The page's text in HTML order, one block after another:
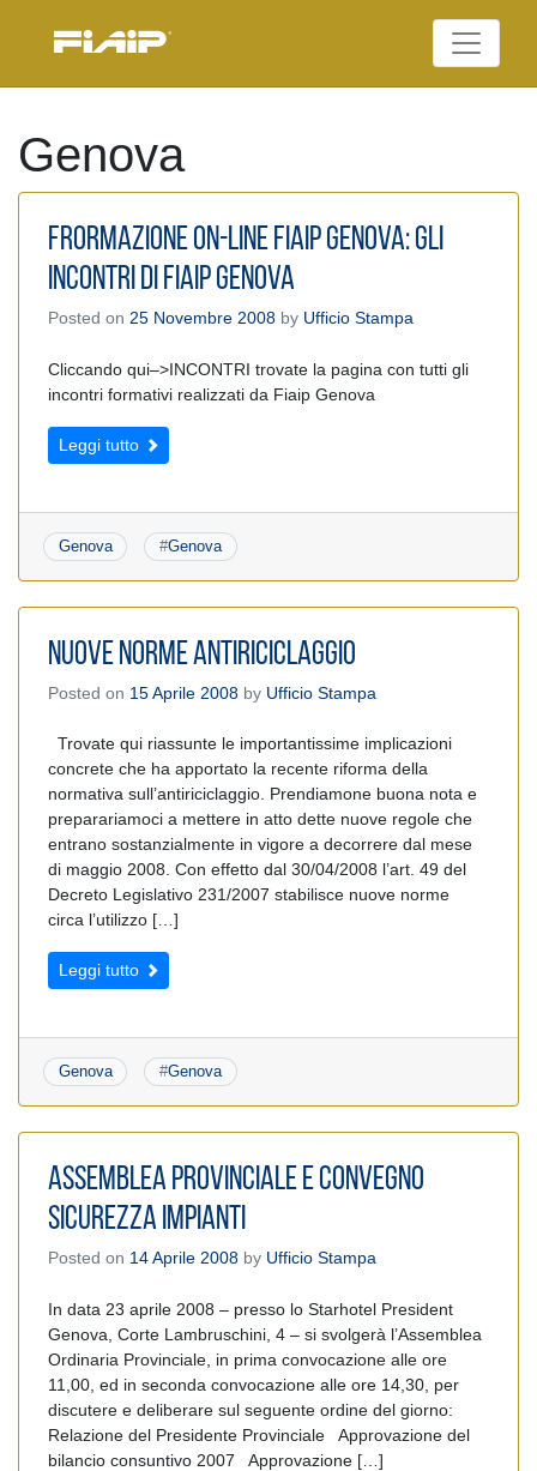
Federazione Italiana
Genova
Frormazione ON-LINE Fiaip Genova: GLI
INCONTRI di Fiaip Genova
Posted on 25 Novembre 2008 by Ufficio Stampa
Cliccando qui–>INCONTRI trovate la pagina con tutti gli
incontri formativi realizzati da Fiaip Genova
Leggi tutto
Genova #Genova
Nuove Norme Antiriciclaggio
Posted on 15 Aprile 2008 by Ufficio Stampa
Trovate qui riassunte le importantissime implicazioni
concrete che ha apportato la recente riforma della
normativa sull’antiriciclaggio. Prendiamone buona nota e
preparariamoci a mettere in atto dette nuove regole che
entrano sostanzialmente in vigore a decorrere dal mese
di maggio 2008. Con effetto dal 30/04/2008 l’art. 49 del
Decreto Legislativo 231/2007 stabilisce nuove norme
circa l’utilizzo […]
Leggi tutto
Genova #Genova
Assemblea Provinciale e Convegno
Sicurezza Impianti
Posted on 14 Aprile 2008 by Ufficio Stampa
In data 23 aprile 2008 – presso lo Starhotel President
Genova, Corte Lambruschini, 4 – si svolgerà l’Assemblea
Ordinaria Provinciale, in prima convocazione alle ore
11,00, ed in seconda convocazione alle ore 14,30, per
discutere e deliberare sul seguente ordine del giorno:
Relazione del Presidente Provinciale Approvazione del
bilancio consuntivo 2007 Approvazione […]